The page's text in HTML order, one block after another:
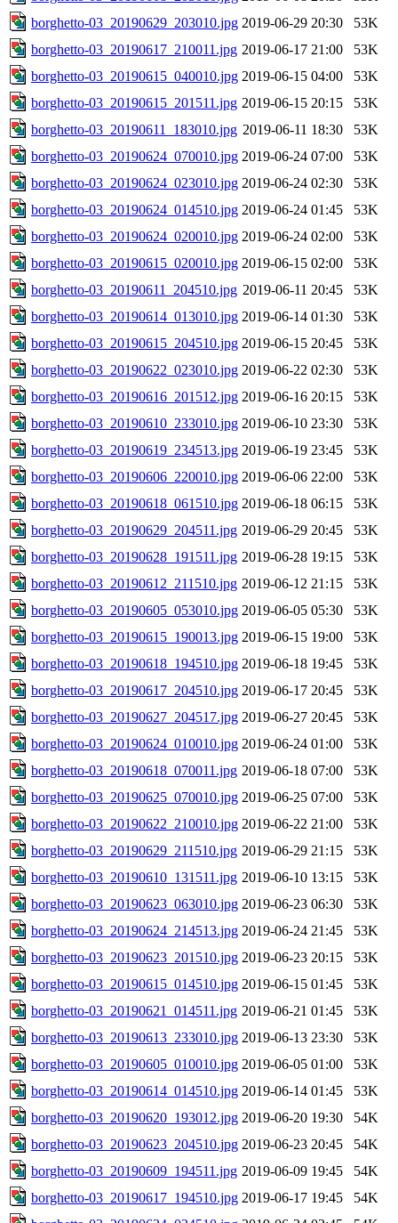
borghetto-03_20190629_203010.jpg 2019-06-29 20:30
53K
borghetto-03_20190617_210011.jpg 2019-06-17 21:00
53K
borghetto-03_20190615_040010.jpg 2019-06-15 04:00
53K
borghetto-03_20190615_201511.jpg 2019-06-15 20:15
53K
borghetto-03_20190611_183010.jpg 2019-06-11 18:30
53K
borghetto-03_20190624_070010.jpg 2019-06-24 07:00
53K
borghetto-03_20190624_023010.jpg 2019-06-24 02:30
53K
borghetto-03_20190624_014510.jpg 2019-06-24 01:45
53K
borghetto-03_20190624_020010.jpg 2019-06-24 02:00
53K
borghetto-03_20190615_020010.jpg 2019-06-15 02:00
53K
borghetto-03_20190611_204510.jpg 2019-06-11 20:45
53K
borghetto-03_20190614_013010.jpg 2019-06-14 01:30
53K
borghetto-03_20190615_204510.jpg 2019-06-15 20:45
53K
borghetto-03_20190622_023010.jpg 2019-06-22 02:30
53K
borghetto-03_20190616_201512.jpg 2019-06-16 20:15
53K
borghetto-03_20190610_233010.jpg 2019-06-10 23:30
53K
borghetto-03_20190619_234513.jpg 2019-06-19 23:45
53K
borghetto-03_20190606_220010.jpg 2019-06-06 22:00
53K
borghetto-03_20190618_061510.jpg 2019-06-18 06:15
53K
borghetto-03_20190629_204511.jpg 2019-06-29 20:45
53K
borghetto-03_20190628_191511.jpg 2019-06-28 19:15
53K
borghetto-03_20190612_211510.jpg 2019-06-12 21:15
53K
borghetto-03_20190605_053010.jpg 2019-06-05 05:30
53K
borghetto-03_20190615_190013.jpg 2019-06-15 19:00
53K
borghetto-03_20190618_194510.jpg 2019-06-18 19:45
53K
borghetto-03_20190617_204510.jpg 2019-06-17 20:45
53K
borghetto-03_20190627_204517.jpg 2019-06-27 20:45
53K
borghetto-03_20190624_010010.jpg 2019-06-24 01:00
53K
borghetto-03_20190618_070011.jpg 2019-06-18 07:00
53K
borghetto-03_20190625_070010.jpg 2019-06-25 07:00
53K
borghetto-03_20190622_210010.jpg 2019-06-22 21:00
53K
borghetto-03_20190629_211510.jpg 2019-06-29 21:15
53K
borghetto-03_20190610_131511.jpg 2019-06-10 13:15
53K
borghetto-03_20190623_063010.jpg 2019-06-23 06:30
53K
borghetto-03_20190624_214513.jpg 2019-06-24 21:45
53K
borghetto-03_20190623_201510.jpg 2019-06-23 20:15
53K
borghetto-03_20190615_014510.jpg 2019-06-15 01:45
53K
borghetto-03_20190621_014511.jpg 2019-06-21 01:45
53K
borghetto-03_20190613_233010.jpg 2019-06-13 23:30
53K
borghetto-03_20190605_010010.jpg 2019-06-05 01:00
53K
borghetto-03_20190614_014510.jpg 2019-06-14 01:45
53K
borghetto-03_20190620_193012.jpg 2019-06-20 19:30
54K
borghetto-03_20190623_204510.jpg 2019-06-23 20:45
54K
borghetto-03_20190609_194511.jpg 2019-06-09 19:45
54K
borghetto-03_20190617_194510.jpg 2019-06-17 19:45
54K